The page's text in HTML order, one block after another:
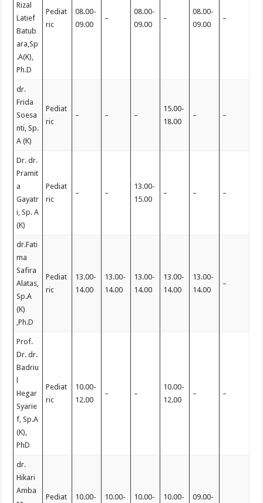
Rizal
Latief
Batub
ara,Sp
.A(K),
Ph.D
Pediat
ric
08.00-
09.00
–
08.00-
09.00
–
08.00-
09.00
–
dr.
Frida
Soesa
nti, Sp.
A (K)
Pediat
ric
– – –
15.00-
18.00
– –
Dr. dr.
Pramit
a
Gayatr
i, Sp. A
(K)
Pediat
ric
– –
13.00-
15.00
– – –
dr.Fati
ma
Safira
Alatas,
Sp.A
(K)
,Ph.D
Pediat
ric
13.00-
14.00
13.00-
14.00
13.00-
14.00
13.00-
14.00
13.00-
14.00
–
Prof.
Dr. dr.
Badriu
Hegar
Syarie
f, Sp.A
(K),
PhD
Pediat
ric
10.00-
12.00
– –
10.00-
12.00
– –
dr.
Hikari
Amba
Pediat 10.00- 10.00- 10.00- 10.00- 09.00-